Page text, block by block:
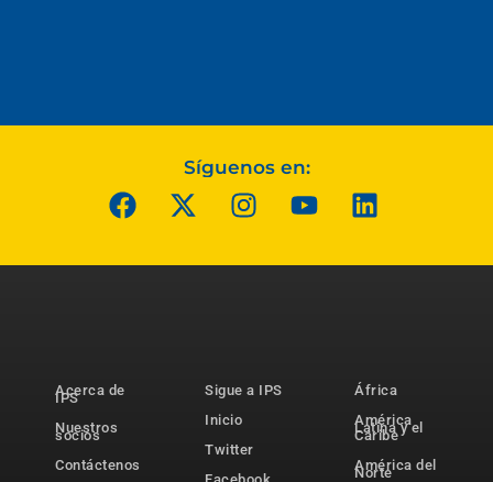
Síguenos en:
Acerca de
IPS
Nuestros
socios
Contáctenos
Sigue a IPS
Inicio
Twitter
África
América
Latina y el
Caribe
América del
Norte